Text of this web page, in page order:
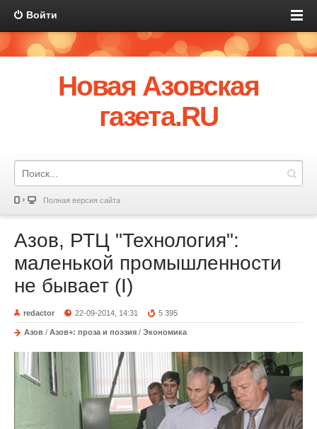
Войти
Новая Азовская
газета.RU
Полная версия сайта
Азов, РТЦ "Технология":
маленькой промышленности
не бывает (I)
redactor 22-09-2014, 14:31 5 395
Азов / Азов+: проза и поэзия / Экономика